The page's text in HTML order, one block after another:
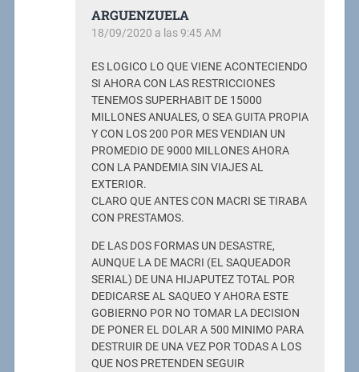
ARGUENZUELA
18/09/2020 a las 9:45 AM
ES LOGICO LO QUE VIENE ACONTECIENDO
SI AHORA CON LAS RESTRICCIONES
TENEMOS SUPERHABIT DE 15000
MILLONES ANUALES, O SEA GUITA PROPIA
Y CON LOS 200 POR MES VENDIAN UN
PROMEDIO DE 9000 MILLONES AHORA
CON LA PANDEMIA SIN VIAJES AL
EXTERIOR.
CLARO QUE ANTES CON MACRI SE TIRABA
CON PRESTAMOS.
DE LAS DOS FORMAS UN DESASTRE,
AUNQUE LA DE MACRI (EL SAQUEADOR
SERIAL) DE UNA HIJAPUTEZ TOTAL POR
DEDICARSE AL SAQUEO Y AHORA ESTE
GOBIERNO POR NO TOMAR LA DECISION
DE PONER EL DOLAR A 500 MINIMO PARA
DESTRUIR DE UNA VEZ POR TODAS A LOS
QUE NOS PRETENDEN SEGUIR